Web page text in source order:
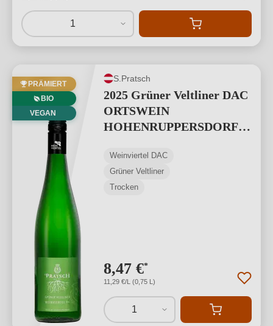
1
PRÄMIERT
BIO
VEGAN
S.Pratsch
2025 Grüner Veltliner DAC
ORTSWEIN
HOHENRUPPERSDORF
Weinviertel DAC
Grüner Veltliner
Trocken
8,47 €*
11,29 €/L (0,75 L)
1